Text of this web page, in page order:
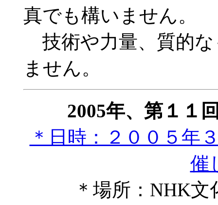
真でも構いません。
技術や力量、質的
ません。
2005年、第１１
＊日時：２００５年
催
＊場所：NHK